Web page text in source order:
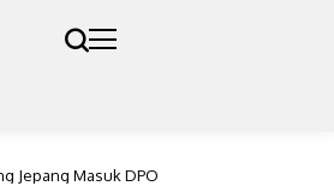
Jepang Masuk DPO